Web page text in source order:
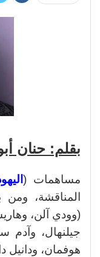
بقلم: حنان
مساهمات (
المناقشة، ومن
(وودي آلن،
جيلنهال، وآدم
هوفمان، ودانيل